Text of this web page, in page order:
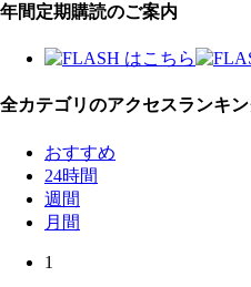
年間定期購読のご案内
全カテゴリのアクセスランキ
おすすめ
24時間
週間
月間
1